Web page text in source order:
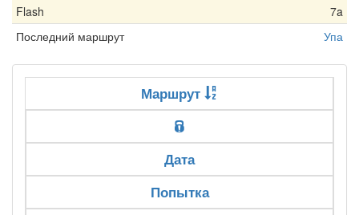
Flash
7a
Последний маршрут
Упа
Маршрут
Дата
Попытка